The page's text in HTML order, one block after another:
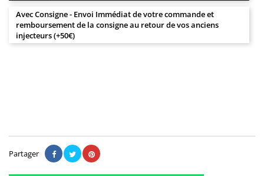
Avec Consigne - Envoi Immédiat de votre commande et
remboursement de la consigne au retour de vos anciens
injecteurs (+50€)
Partager